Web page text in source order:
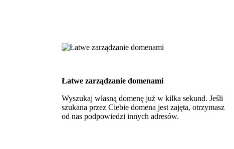
Łatwe zarządzanie domenami
Wyszukaj własną domenę już w kilka sekund. Jeśli
szukana przez Ciebie domena jest zajęta, otrzymasz
od nas podpowiedzi innych adresów.